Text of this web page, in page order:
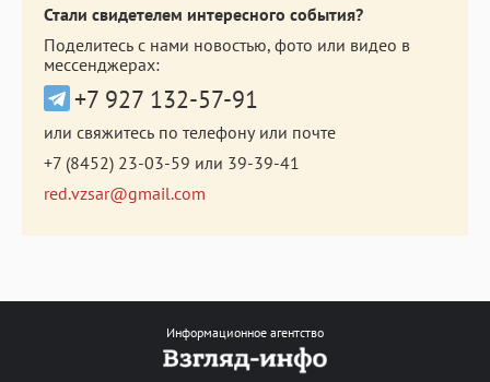
Стали свидетелем интересного события?
Поделитесь с нами новостью, фото или видео в
мессенджерах:
+7 927 132-57-91
или свяжитесь по телефону или почте
+7 (8452) 23-03-59 или 39-39-41
red.vzsar@gmail.com
Информационное агентство